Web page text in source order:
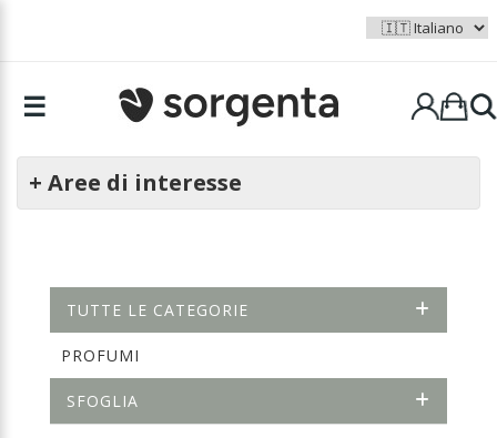
☰
+ Aree di interesse
TUTTE LE CATEGORIE
PROFUMI
SFOGLIA